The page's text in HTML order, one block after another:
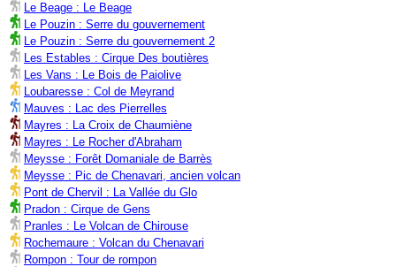
Le Beage : Le Beage
Le Pouzin : Serre du gouvernement
Le Pouzin : Serre du gouvernement 2
Les Estables : Cirque Des boutières
Les Vans : Le Bois de Paiolive
Loubaresse : Col de Meyrand
Mauves : Lac des Pierrelles
Mayres : La Croix de Chaumiène
Mayres : Le Rocher d'Abraham
Meysse : Forêt Domaniale de Barrès
Meysse : Pic de Chenavari, ancien volcan
Pont de Chervil : La Vallée du Glo
Pradon : Cirque de Gens
Pranles : Le Volcan de Chirouse
Rochemaure : Volcan du Chenavari
Rompon : Tour de rompon